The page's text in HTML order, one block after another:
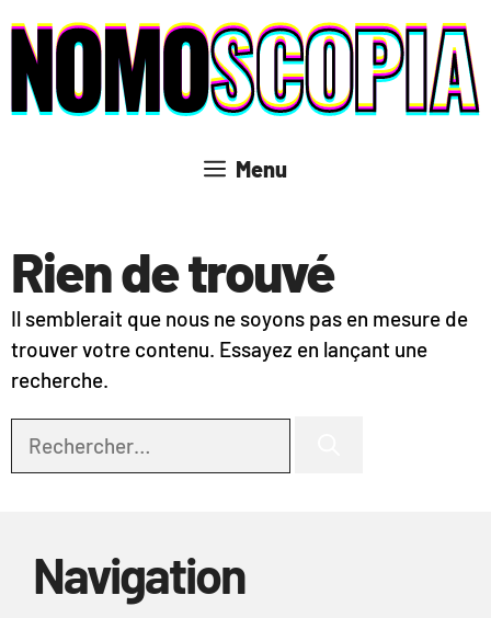
contenu
Menu
Rien de trouvé
Il semblerait que nous ne soyons pas en mesure de
trouver votre contenu. Essayez en lançant une
recherche.
Navigation